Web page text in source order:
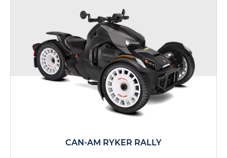
CAN-AM RYKER RALLY